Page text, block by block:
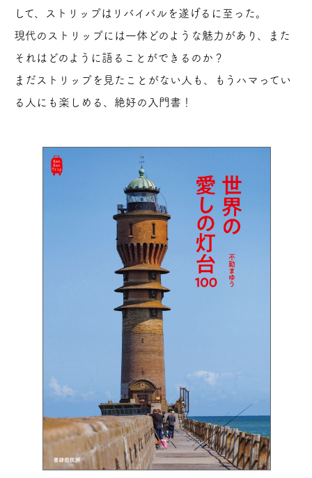
して、ストリップはリバイバルを遂げるに至った。
現代のストリップには一体どのような魅力があり、また
それはどのように語ることができるのか？
まだストリップを見たことがない人も、もうハマってい
る人にも楽しめる、絶好の入門書！